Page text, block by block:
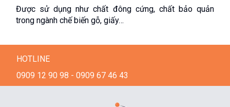
Được sử dụng như chất đông cứng, chất bảo quản
trong ngành chế biến gỗ, giấy…
HOTLINE
0909 12 90 98 - 0909 67 46 43